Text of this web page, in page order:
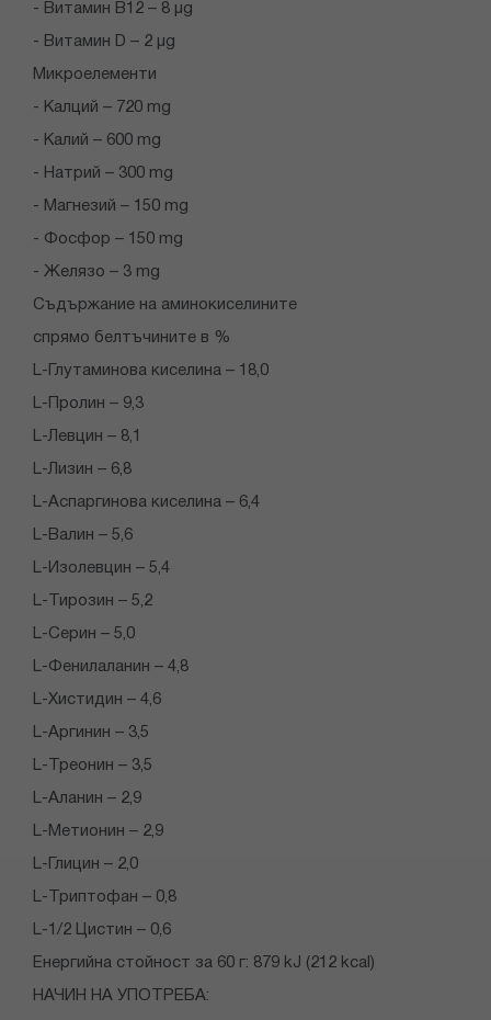
- Витамин B12 – 8 µg
- Витамин D – 2 µg
Микроелементи
- Калций – 720 mg
- Калий – 600 mg
- Натрий – 300 mg
- Магнезий – 150 mg
- Фосфор – 150 mg
- Желязо – 3 mg
Съдържание на аминокиселините
спрямо белтъчините в %
L-Глутаминова киселина – 18,0
L-Пролин – 9,3
L-Левцин – 8,1
L-Лизин – 6,8
L-Аспаргинова киселина – 6,4
L-Валин – 5,6
L-Изолевцин – 5,4
L-Тирозин – 5,2
L-Серин – 5,0
L-Фенилаланин – 4,8
L-Хистидин – 4,6
L-Аргинин – 3,5
L-Треонин – 3,5
L-Аланин – 2,9
L-Метионин – 2,9
L-Глицин – 2,0
L-Триптофан – 0,8
L-1/2 Цистин – 0,6
Eнергийна стойност за 60 г: 879 kJ (212 kcal)
НАЧИН НА УПОТРЕБА: